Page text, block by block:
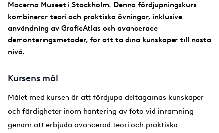
Moderna Museet i Stockholm. Denna fördjupningskurs
kombinerar teori och praktiska övningar, inklusive
användning av GraficAtlas och avancerade
demonteringsmetoder, för att ta dina kunskaper till nästa
nivå.
Kursens mål
Målet med kursen är att fördjupa deltagarnas kunskaper
och färdigheter inom hantering av foto vid inramning
genom att erbjuda avancerad teori och praktiska